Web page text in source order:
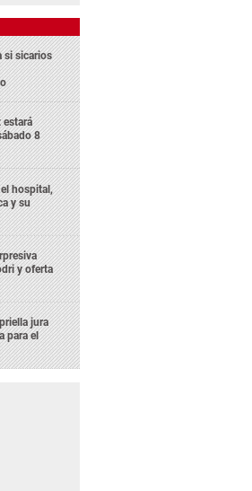
si sicarios
estará
8
hospital,
y su
y oferta
jura
para el